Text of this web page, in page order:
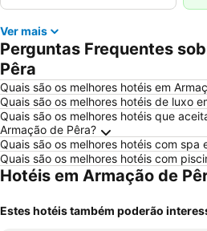
Ver mais
Perguntas Frequentes
Pêra
Quais são os melhores hotéis em
Quais são os melhores hotéis de luxo
Quais são os melhores hotéis que
Armação de Pêra?
Quais são os melhores hotéis com spa
Quais são os melhores hotéis com
Hotéis em Armação de
Estes hotéis também poderão